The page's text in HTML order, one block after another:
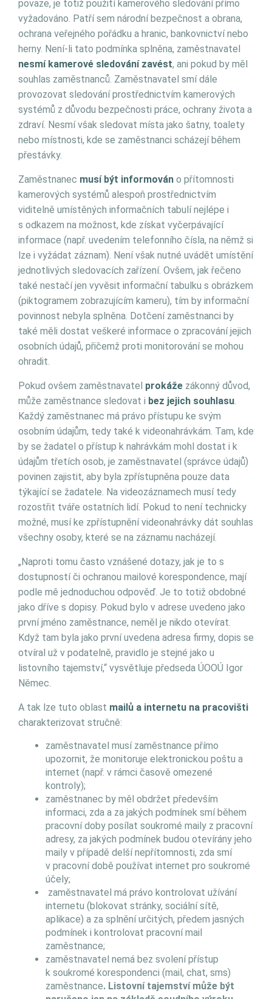
povaze, je totiž použití kamerového sledování přímo
vyžadováno. Patří sem národní bezpečnost a obrana,
ochrana veřejného pořádku a hranic, bankovnictví nebo
herny. Není-li tato podmínka splněna, zaměstnavatel
nesmí kamerové sledování zavést, ani pokud by měl
souhlas zaměstnanců. Zaměstnavatel smí dále
provozovat sledování prostřednictvím kamerových
systémů z důvodu bezpečnosti práce, ochrany života a
zdraví. Nesmí však sledovat místa jako šatny, toalety
nebo místnosti, kde se zaměstnanci scházejí během
přestávky.
Zaměstnanec musí být informován o přítomnosti
kamerových systémů alespoň prostřednictvím
viditelně umístěných informačních tabulí nejlépe i
s odkazem na možnost, kde získat vyčerpávající
informace (např. uvedením telefonního čísla, na němž si
lze i vyžádat záznam). Není však nutné uvádět umístění
jednotlivých sledovacích zařízení. Ovšem, jak řečeno
také nestačí jen vyvěsit informační tabulku s obrázkem
(piktogramem zobrazujícím kameru), tím by informační
povinnost nebyla splněna. Dotčení zaměstnanci by
také měli dostat veškeré informace o zpracování jejich
osobních údajů, přičemž proti monitorování se mohou
ohradit.
Pokud ovšem zaměstnavatel prokáže zákonný důvod,
může zaměstnance sledovat i bez jejich souhlasu.
Každý zaměstnanec má právo přístupu ke svým
osobním údajům, tedy také k videonahrávkám. Tam, kde
by se žadatel o přístup k nahrávkám mohl dostat i k
údajům třetích osob, je zaměstnavatel (správce údajů)
povinen zajistit, aby byla zpřístupněna pouze data
týkající se žadatele. Na videozáznamech musí tedy
rozostřit tváře ostatních lidí. Pokud to není technicky
možné, musí ke zpřístupnění videonahrávky dát souhlas
všechny osoby, které se na záznamu nacházejí.
„Naproti tomu často vznášené dotazy, jak je to s
dostupností či ochranou mailové korespondence, mají
podle mě jednoduchou odpověď. Je to totiž obdobné
jako dříve s dopisy. Pokud bylo v adrese uvedeno jako
první jméno zaměstnance, neměl je nikdo otevírat.
Když tam byla jako první uvedena adresa firmy, dopis se
otvíral už v podatelně, pravidlo je stejné jako u
listovního tajemství,“ vysvětluje předseda ÚOOÚ Igor
Němec.
A tak lze tuto oblast mailů a internetu na pracovišti
charakterizovat stručně:
zaměstnavatel musí zaměstnance přímo
upozornit, že monitoruje elektronickou poštu a
internet (např. v rámci časově omezené
kontroly);
zaměstnanec by měl obdržet především
informaci, zda a za jakých podmínek smí během
pracovní doby posílat soukromé maily z pracovní
adresy, za jakých podmínek budou otevírány jeho
maily v případě delší nepřítomnosti, zda smí
v pracovní době používat internet pro soukromé
účely;
zaměstnavatel má právo kontrolovat užívání
internetu (blokovat stránky, sociální sítě,
aplikace) a za splnění určitých, předem jasných
podmínek i kontrolovat pracovní mail
zaměstnance;
zaměstnavatel nemá bez svolení přístup
k soukromé korespondenci (mail, chat, sms)
zaměstnance. Listovní tajemství může být